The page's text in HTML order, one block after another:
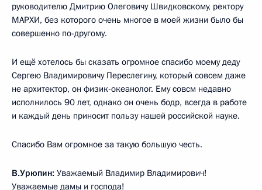
руководителю Дмитрию Олеговичу Швидковскому, ректору
МАРХИ, без которого очень многое в моей жизни было бы
совершенно по-другому.
И ещё хотелось бы сказать огромное спасибо моему деду
Сергею Владимировичу Переслегину, который совсем даже
не архитектор, он физик-океанолог. Ему совсм недавно
исполнилось 90 лет, однако он очень бодр, всегда в работе
и каждый день приносит пользу нашей российской науке.
Спасибо Вам огромное за такую большую честь.
В.Урюпин: Уважаемый Владимир Владимирович!
Уважаемые дамы и господа!